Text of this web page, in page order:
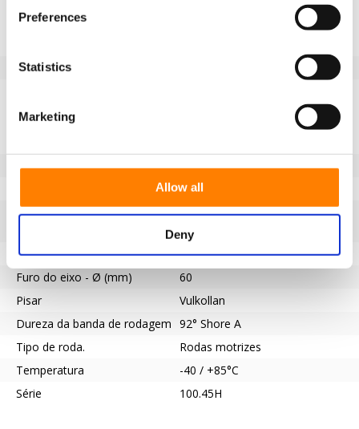
Preferences
Statistics
Marketing
Allow all
Deny
Informação do produto
EAN
Banda de rodagem não
Diâmetro da roda (mm)
250
1650
Tipo de rolamento
Ranhura de chaveta de acordo
com a norma DIN 6885 JS9
Comprimento do cubo (mm)
80
Furo do eixo - Ø (mm)
60
Pisar
Vulkollan
Dureza da banda de rodagem 92° Shore A
Tipo de roda.
Rodas motrizes
Temperatura
-40 / +85°C
Série
100.45H